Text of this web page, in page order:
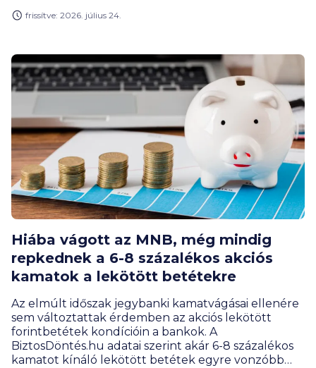
változatlan maradt.
frissítve: 2026. július 24.
Hiába vágott az MNB, még mindig
repkednek a 6-8 százalékos akciós
kamatok a lekötött betétekre
Az elmúlt időszak jegybanki kamatvágásai ellenére
sem változtattak érdemben az akciós lekötött
forintbetétek kondícióin a bankok. A
BiztosDöntés.hu adatai szerint akár 6-8 százalékos
kamatot kínáló lekötött betétek egyre vonzóbb